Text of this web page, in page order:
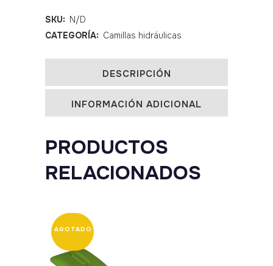
C3723
quantity
SKU: N/D
CATEGORÍA: Camillas hidráulicas
DESCRIPCIÓN
INFORMACIÓN ADICIONAL
PRODUCTOS
RELACIONADOS